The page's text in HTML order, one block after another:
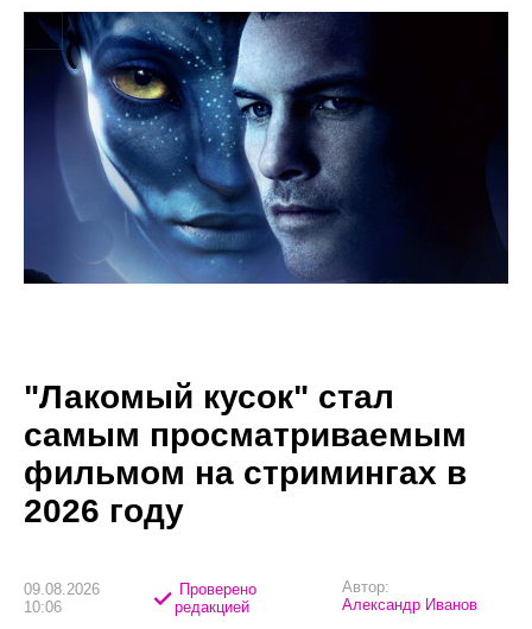
"Лакомый кусок" стал
самым просматриваемым
фильмом на стримингах в
2026 году
09.08.2026
10:06
Проверено
редакцией
Автор:
Александр Иванов